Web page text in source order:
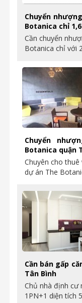
Chuyển
Botanica chỉ
Cần chuyển
Botanica chỉ với
Chuyển
Botanica quận
Chuyên cho
dự án The
Cần bán gấp
Tân Bình
Chủ nhà định cư
1PN+1 diện tích